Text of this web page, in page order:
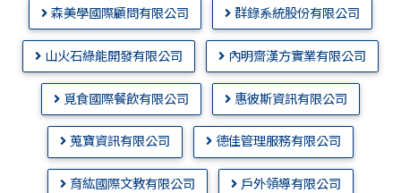
森美學國際顧問有限公司 群錄系統股份有限公司
山火石綠能開發有限公司 內明齋漢方實業有限公司
覓食國際餐飲有限公司 惠彼斯資訊有限公司
蒐寶資訊有限公司 德佳管理服務有限公司
育紘國際文教有限公司 戶外領導有限公司